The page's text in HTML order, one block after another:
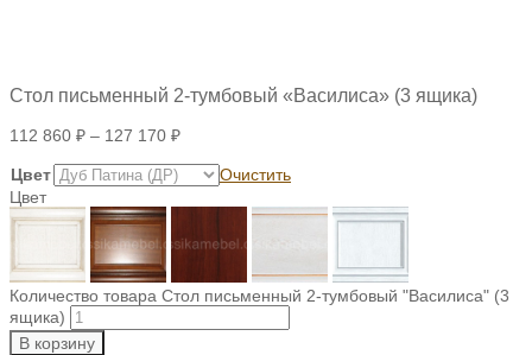
Стол письменный 2-тумбовый «Василиса» (3 ящика)
112 860 ₽ – 127 170 ₽
Цвет
Очистить
Цвет
Количество товара Стол письменный 2-тумбовый "Василиса" (3
ящика)
В корзину